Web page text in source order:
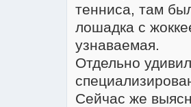
тенниса, там
лошадка с
узнаваемая.
Отдельно
Сейчас же